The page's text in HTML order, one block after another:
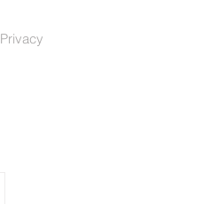
Privacy